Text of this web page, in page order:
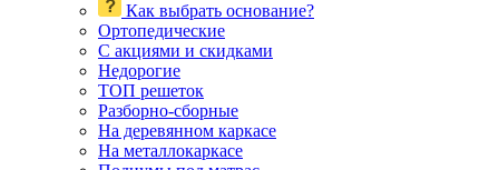
Как выбрать основание?
Ортопедические
С акциями и скидками
Недорогие
ТОП решеток
Разборно-сборные
На деревянном каркасе
На металлокаркасе